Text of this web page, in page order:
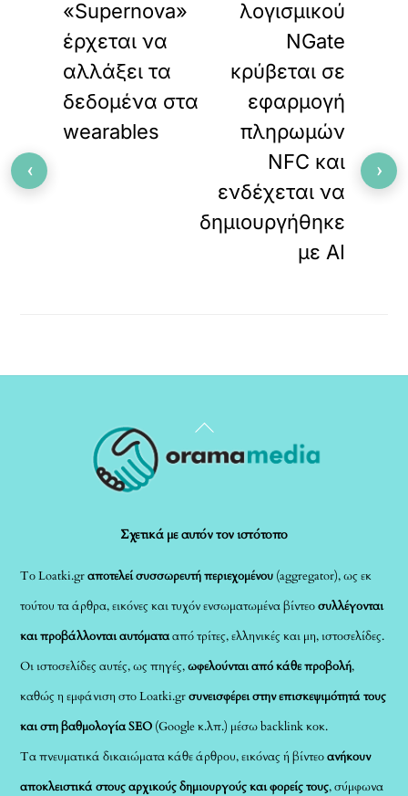
«Supernova»
έρχεται να
αλλάξει τα
δεδομένα στα
wearables
λογισμικού
NGate
κρύβεται σε
εφαρμογή
πληρωμών
NFC και
ενδέχεται να
δημιουργήθηκε
με AI
Back
To
Σχετικά με αυτόν τον ιστότοπο
Το Loatki.grαποτελεί συσσωρευτή περιεχομένου (aggregator), ως εκ
τούτου τα άρθρα, εικόνες και τυχόν ενσωματωμένα βίντεοσυλλέγονται
και προβάλλονται αυτόματααπό τρίτες, ελληνικές και μη, ιστοσελίδες.
Οι ιστοσελίδες αυτές, ως πηγές,ωφελούνται από κάθε προβολή,
καθώς η εμφάνιση στο Loatki.grσυνεισφέρει στην επισκεψιμότητά τους
και στη βαθμολογία SEO (Google κ.λπ.) μέσω backlink κοκ.
Τα πνευματικά δικαιώματα κάθε άρθρου, εικόνας ή βίντεοανήκουν
αποκλειστικά στους αρχικούς δημιουργούς και φορείς τους, σύμφωνα
‹ ›